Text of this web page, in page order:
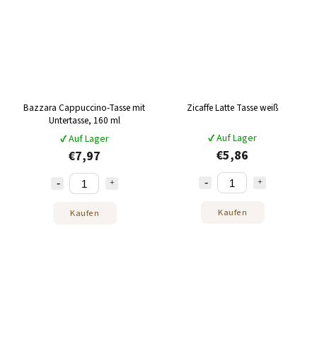
Bazzara Cappuccino-Tasse mit
Untertasse, 160 ml
✔ Auf Lager
€7,97
Kaufen
Zicaffe Latte Tasse weiß
✔ Auf Lager
€5,86
Kaufen